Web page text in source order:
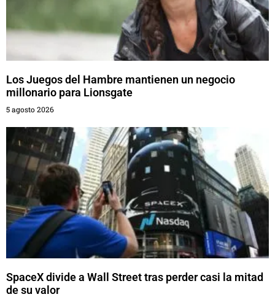
Los Juegos del Hambre mantienen un negocio
millonario para Lionsgate
5 agosto 2026
SpaceX divide a Wall Street tras perder casi la mitad
de su valor